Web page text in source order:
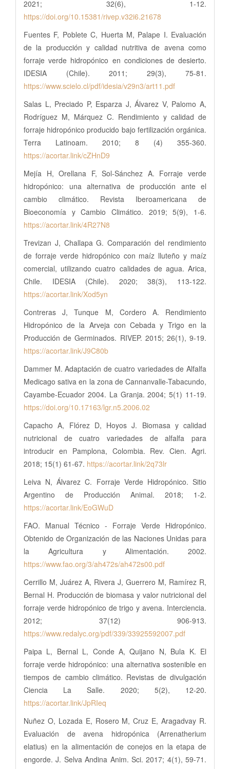
2021; 32(6), 1-12.
https://doi.org/10.15381/rivep.v32i6.21678
Fuentes F, Poblete C, Huerta M, Palape I. Evaluación
de la producción y calidad nutritiva de avena como
forraje verde hidropónico en condiciones de desierto.
IDESIA (Chile). 2011; 29(3), 75-81.
https://www.scielo.cl/pdf/idesia/v29n3/art11.pdf
Salas L, Preciado P, Esparza J, Álvarez V, Palomo A,
Rodríguez M, Márquez C. Rendimiento y calidad de
forraje hidropónico producido bajo fertilización orgánica.
Terra Latinoam. 2010; 8 (4) 355-360.
https://acortar.link/cZHnD9
Mejía H, Orellana F, Sol-Sánchez A. Forraje verde
hidropónico: una alternativa de producción ante el
cambio climático. Revista Iberoamericana de
Bioeconomía y Cambio Climático. 2019; 5(9), 1-6.
https://acortar.link/4R27N8
Trevizan J, Challapa G. Comparación del rendimiento
de forraje verde hidropónico con maíz lluteño y maíz
comercial, utilizando cuatro calidades de agua. Arica,
Chile. IDESIA (Chile). 2020; 38(3), 113-122.
https://acortar.link/Xod5yn
Contreras J, Tunque M, Cordero A. Rendimiento
Hidropónico de la Arveja con Cebada y Trigo en la
Producción de Germinados. RIVEP. 2015; 26(1), 9-19.
https://acortar.link/J9C80b
Dammer M. Adaptación de cuatro variedades de Alfalfa
Medicago sativa en la zona de Cannanvalle-Tabacundo,
Cayambe-Ecuador 2004. La Granja. 2004; 5(1) 11-19.
https://doi.org/10.17163/lgr.n5.2006.02
Capacho A, Flórez D, Hoyos J. Biomasa y calidad
nutricional de cuatro variedades de alfalfa para
introducir en Pamplona, Colombia. Rev. Cien. Agri.
2018; 15(1) 61-67. https://acortar.link/2q73lr
Leiva N, Álvarez C. Forraje Verde Hidropónico. Sitio
Argentino de Producción Animal. 2018; 1-2.
https://acortar.link/EoGWuD
FAO. Manual Técnico - Forraje Verde Hidropónico.
Obtenido de Organización de las Naciones Unidas para
la Agricultura y Alimentación. 2002.
https://www.fao.org/3/ah472s/ah472s00.pdf
Cerrillo M, Juárez A, Rivera J, Guerrero M, Ramírez R,
Bernal H. Producción de biomasa y valor nutricional del
forraje verde hidropónico de trigo y avena. Interciencia.
2012; 37(12) 906-913.
https://www.redalyc.org/pdf/339/33925592007.pdf
Paipa L, Bernal L, Conde A, Quijano N, Bula K. El
forraje verde hidropónico: una alternativa sostenible en
tiempos de cambio climático. Revistas de divulgación
Ciencia La Salle. 2020; 5(2), 12-20.
https://acortar.link/JpRIeq
Nuñez O, Lozada E, Rosero M, Cruz E, Aragadvay R.
Evaluación de avena hidropónica (Arrenatherium
elatius) en la alimentación de conejos en la etapa de
engorde. J. Selva Andina Anim. Sci. 2017; 4(1), 59-71.